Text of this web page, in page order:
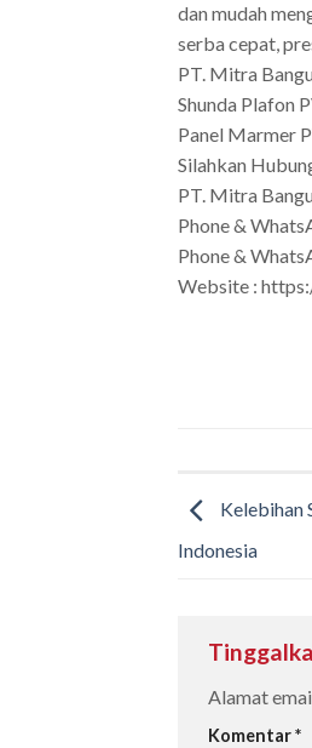
dan mudah
serba cepat,
PT. Mitra
Shunda Plafon
Panel Marmer
Silahkan
PT. Mitra
Phone &
Phone &
Website :
Kelebihan
Indonesia
Alamat
Komentar*